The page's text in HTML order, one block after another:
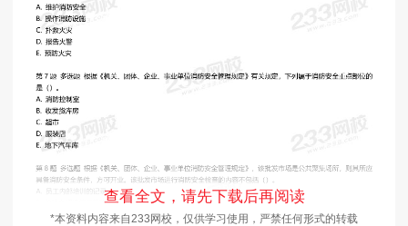
查看全文，请先下载后再阅读
*本资料内容来自233网校，仅供学习使用，严禁任何形式的转载